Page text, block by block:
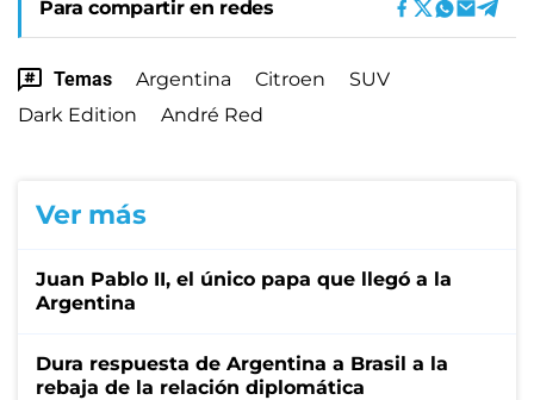
Para compartir en redes
Temas Argentina Citroen
SUV
Dark Edition
André Red
Ver más
Juan Pablo II, el único papa que llegó a la
Argentina
Dura respuesta de Argentina a Brasil a la
rebaja de la relación diplomática